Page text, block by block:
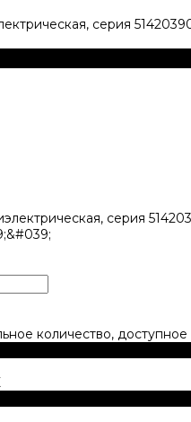
серия
количество, доступное